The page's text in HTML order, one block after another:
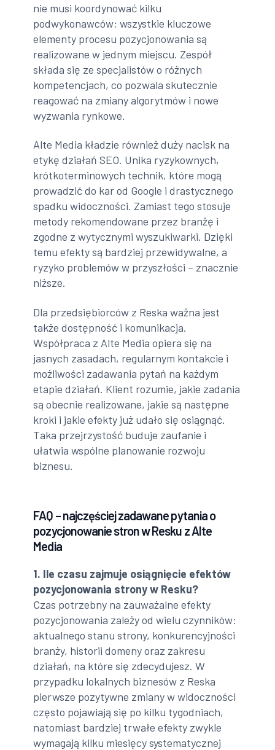
nie musi koordynować kilku
podwykonawców; wszystkie kluczowe
elementy procesu pozycjonowania są
realizowane w jednym miejscu. Zespół
składa się ze specjalistów o różnych
kompetencjach, co pozwala skutecznie
reagować na zmiany algorytmów i nowe
wyzwania rynkowe.
Alte Media kładzie również duży nacisk na
etykę działań SEO. Unika ryzykownych,
krótkoterminowych technik, które mogą
prowadzić do kar od Google i drastycznego
spadku widoczności. Zamiast tego stosuje
metody rekomendowane przez branżę i
zgodne z wytycznymi wyszukiwarki. Dzięki
temu efekty są bardziej przewidywalne, a
ryzyko problemów w przyszłości – znacznie
niższe.
Dla przedsiębiorców z Reska ważna jest
także dostępność i komunikacja.
Współpraca z Alte Media opiera się na
jasnych zasadach, regularnym kontakcie i
możliwości zadawania pytań na każdym
etapie działań. Klient rozumie, jakie zadania
są obecnie realizowane, jakie są następne
kroki i jakie efekty już udało się osiągnąć.
Taka przejrzystość buduje zaufanie i
ułatwia wspólne planowanie rozwoju
biznesu.
FAQ – najczęściej zadawane pytania o
pozycjonowanie stron w Resku z Alte
Media
1. Ile czasu zajmuje osiągnięcie efektów
pozycjonowania strony w Resku?
Czas potrzebny na zauważalne efekty
pozycjonowania zależy od wielu czynników:
aktualnego stanu strony, konkurencyjności
branży, historii domeny oraz zakresu
działań, na które się zdecydujesz. W
przypadku lokalnych biznesów z Reska
pierwsze pozytywne zmiany w widoczności
często pojawiają się po kilku tygodniach,
natomiast bardziej trwałe efekty zwykle
wymagają kilku miesięcy systematycznej